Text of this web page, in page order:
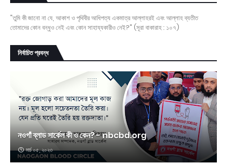
"তুমি কী জানো না যে, আকাশ ও পৃথিবীর আধিপত্য একমাত্র আল্লাহরই এবং আল্লাহ ব্যতীত
তোমাদের কোন বন্ধুও নেই এবং কোন সাহায্যকারীও নেই?" (সূরা বাকারাহ : ১০৭)
নির্বাচিত প্রবন্ধ
নওগাঁ ব্লাড সার্কেল কী ও কেন? - nbcbd.org
মার্চ ০৫, ২০২৩